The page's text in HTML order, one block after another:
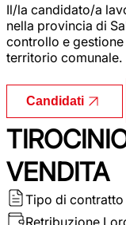
Il/la candidato/a
nella provincia di
controllo e
territorio comunale.
Candidati
VENDITA
Tipo di contratto
Retribuzione